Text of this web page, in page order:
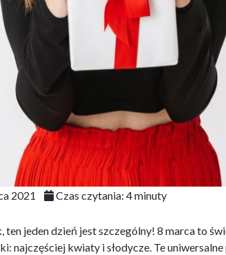
2021 Czas czytania: 4minuty
ten jeden dzień jest szczególny! 8 marca to
najczęściej kwiaty i słodycze. Te